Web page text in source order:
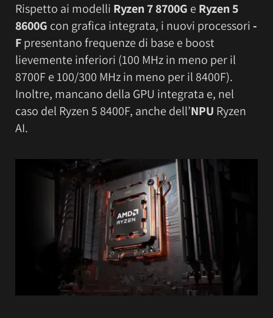
Rispetto ai modelli Ryzen 7 8700G e Ryzen 5
8600G con grafica integrata, i nuovi processori-
Fpresentano frequenze di base e boost
lievemente inferiori (100 MHz in meno per il
8700F e 100/300 MHz in meno per il 8400F).
Inoltre, mancano della GPU integrata e, nel
caso del Ryzen 5 8400F, anche dell’NPU Ryzen
AI.